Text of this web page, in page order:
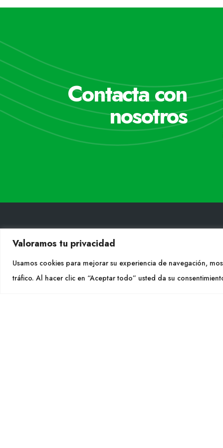
Valoramos tu privacidad
Usamos cookies para mejorar su experiencia de navegación,
tráfico. Al hacer clic en “Aceptar todo” usted da su
Contacta con
nosotros
Tel.